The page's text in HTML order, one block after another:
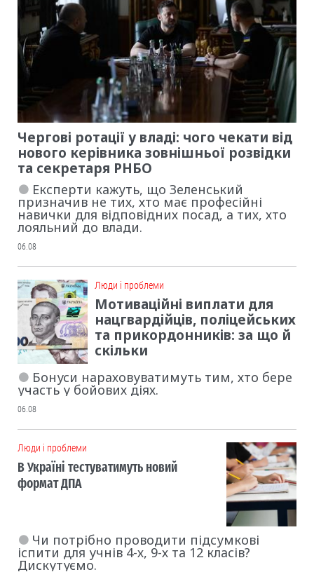
Чергові ротації у владі: чого чекати від
нового керівника зовнішньої розвідки
та секретаря РНБО
Експерти кажуть, що Зеленський
призначив не тих, хто має професійні
навички для відповідних посад, а тих, хто
лояльний до влади.
06.08
Люди і проблеми
Мотиваційні виплати для
нацгвардійців, поліцейських
та прикордонників: за що й
скільки
Бонуси нараховуватимуть тим, хто бере
участь у бойових діях.
06.08
Люди і проблеми
В Україні тестуватимуть новий
формат ДПА
Чи потрібно проводити підсумкові
іспити для учнів 4-х, 9-х та 12 класів?
Дискутуємо.